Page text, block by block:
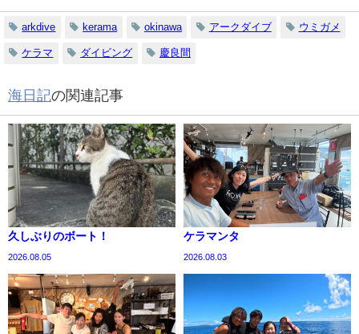
arkdive kerama okinawa アークダイブ ウミガメ
ケラマ ダイビング 慶良間
海日記の関連記事
久しぶりのボート！
2026.08.05
ケラマンタ
2026.08.03